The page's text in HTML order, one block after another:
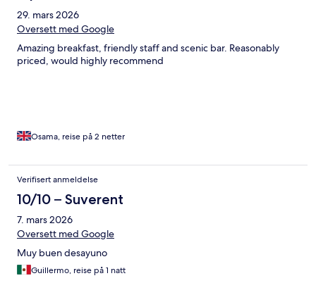
29. mars 2026
Oversett med Google
Amazing breakfast, friendly staff and scenic bar. Reasonably
priced, would highly recommend
Osama, reise på 2 netter
Verifisert anmeldelse
10/10 – Suverent
7. mars 2026
Oversett med Google
Muy buen desayuno
Guillermo, reise på 1 natt